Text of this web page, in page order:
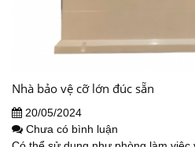
Nhà bảo vệ cỡ lớn đúc sẵn
20/05/2024
Chưa có bình luận